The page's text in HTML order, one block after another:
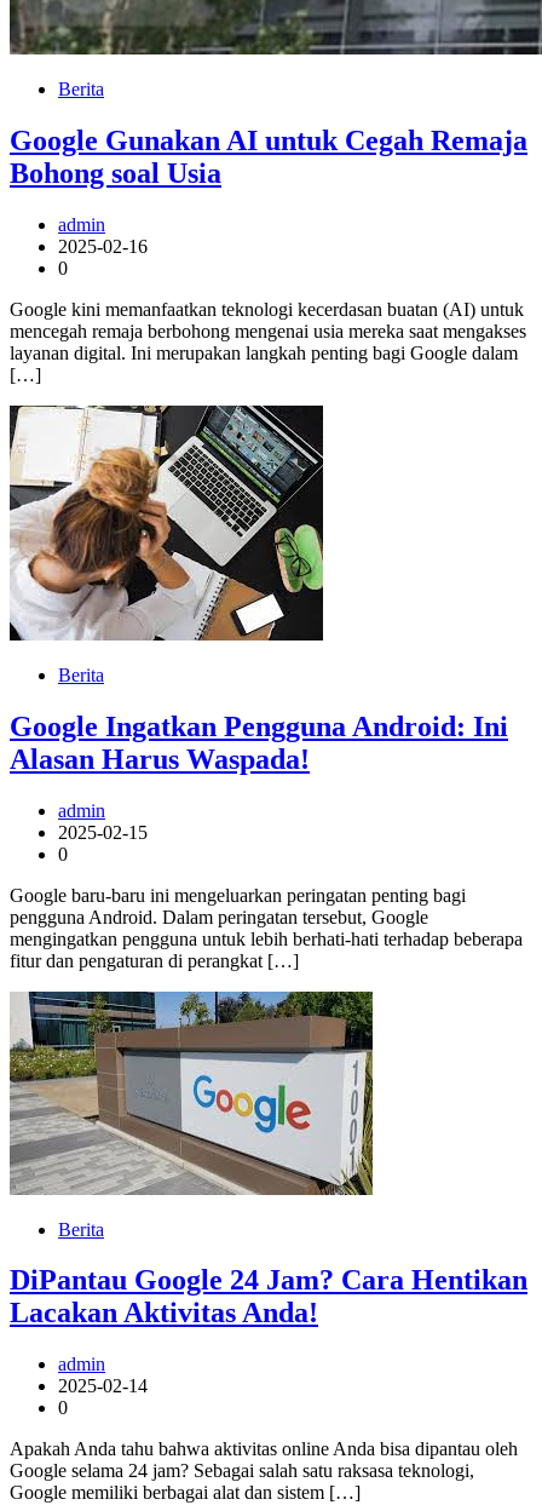
Berita
Google Gunakan AI untuk Cegah Remaja
Bohong soal Usia
admin
2025-02-16
0
Google kini memanfaatkan teknologi kecerdasan buatan (AI) untuk
mencegah remaja berbohong mengenai usia mereka saat mengakses
layanan digital. Ini merupakan langkah penting bagi Google dalam
[…]
Berita
Google Ingatkan Pengguna Android: Ini
Alasan Harus Waspada!
admin
2025-02-15
0
Google baru-baru ini mengeluarkan peringatan penting bagi
pengguna Android. Dalam peringatan tersebut, Google
mengingatkan pengguna untuk lebih berhati-hati terhadap beberapa
fitur dan pengaturan di perangkat […]
Berita
DiPantau Google 24 Jam? Cara Hentikan
Lacakan Aktivitas Anda!
admin
2025-02-14
0
Apakah Anda tahu bahwa aktivitas online Anda bisa dipantau oleh
Google selama 24 jam? Sebagai salah satu raksasa teknologi,
Google memiliki berbagai alat dan sistem […]